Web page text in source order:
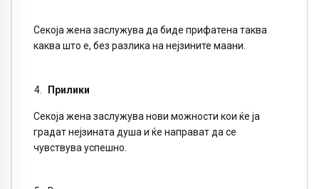
Секоја жена заслужува да биде прифатена таква
каква што е, без разлика на нејзините маани.
Прилики
Секоја жена заслужува нови можности кои ќе ја
градат нејзината душа и ќе направат да се
чувствува успешно.